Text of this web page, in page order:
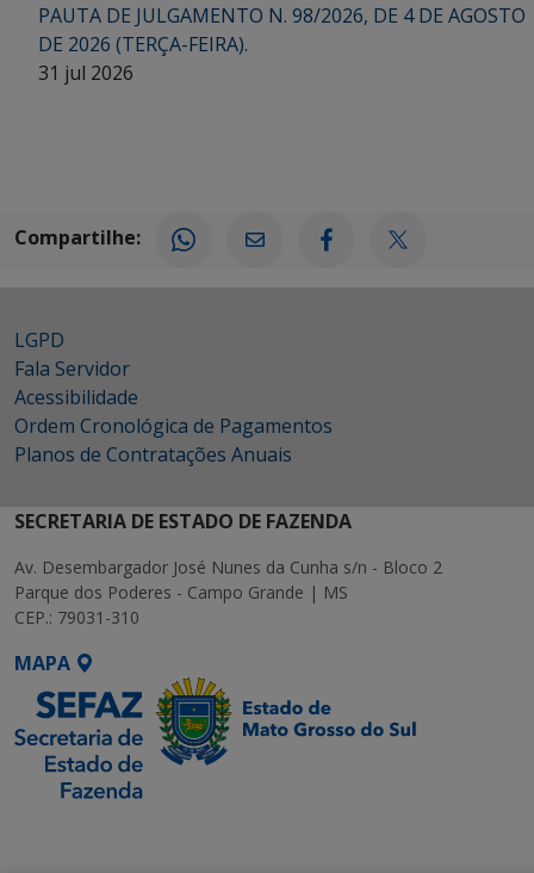
PAUTA DE JULGAMENTO N. 98/2026, DE 4 DE AGOSTO
DE 2026 (TERÇA-FEIRA).
31 jul 2026
Compartilhe:
LGPD
Fala Servidor
Acessibilidade
Ordem Cronológica de Pagamentos
Planos de Contratações Anuais
SECRETARIA DE ESTADO DE FAZENDA
Av. Desembargador José Nunes da Cunha s/n - Bloco 2
Parque dos Poderes - Campo Grande | MS
CEP.: 79031-310
MAPA